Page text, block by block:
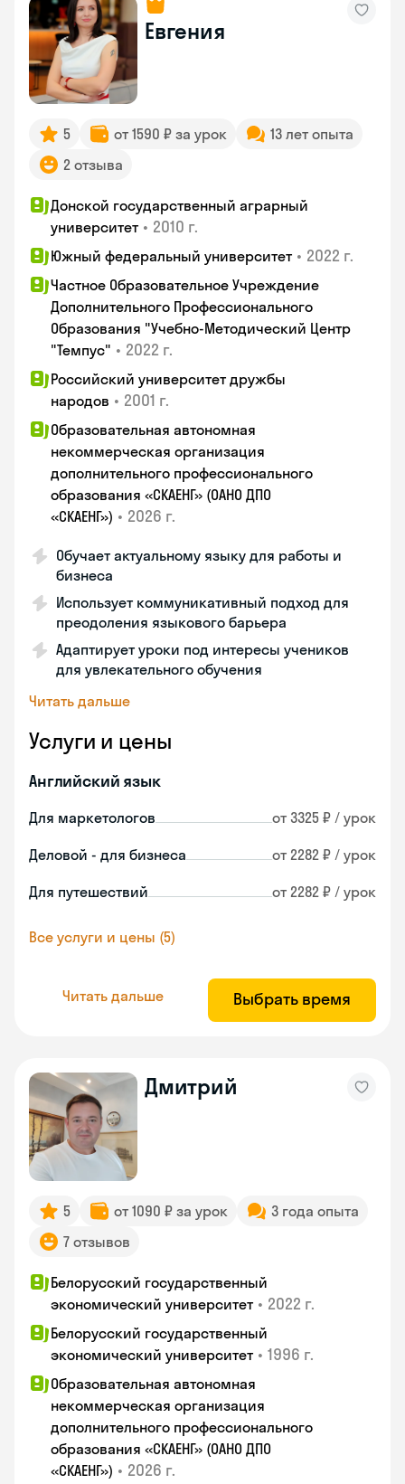
Евгения
5 от 1590 ₽ за урок
13 лет опыта
2 отзыва
Донской государственный аграрный
университет • 2010 г.
Южный федеральный университет • 2022 г.
Частное Образовательное Учреждение
Дополнительного Профессионального
Образования "Учебно-Методический Центр
"Темпус" • 2022 г.
Российский университет дружбы
народов • 2001 г.
Образовательная автономная
некоммерческая организация
дополнительного профессионального
образования «СКАЕНГ» (ОАНО ДПО
«СКАЕНГ») • 2026 г.
Обучает актуальному языку для работы и
бизнеса
Использует коммуникативный подход для
преодоления языкового барьера
Адаптирует уроки под интересы учеников
для увлекательного обучения
Читать дальше
Услуги и цены
Английский язык
Для маркетологов от 3325 ₽ / урок
Деловой - для бизнеса от 2282 ₽ / урок
Для путешествий от 2282 ₽ / урок
Все услуги и цены (5)
Читать дальше Выбрать время
Дмитрий
5 от 1090 ₽ за урок
3 года опыта
7 отзывов
Белорусский государственный
экономический университет • 2022 г.
Белорусский государственный
экономический университет • 1996 г.
Образовательная автономная
некоммерческая организация
дополнительного профессионального
образования «СКАЕНГ» (ОАНО ДПО
«СКАЕНГ») • 2026 г.